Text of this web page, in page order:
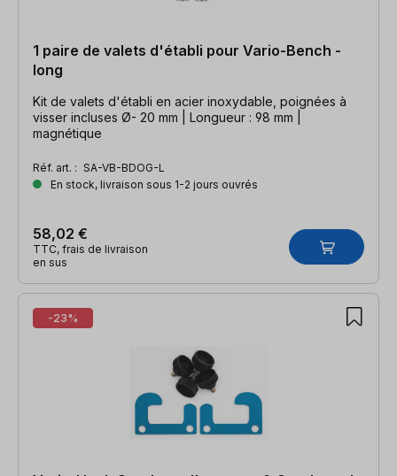
1 paire de valets d'établi pour Vario-Bench -
long
Kit de valets d'établi en acier inoxydable, poignées à
visser incluses Ø- 20 mm | Longueur : 98 mm |
magnétique
Réf. art. : SA-VB-BDOG-L
En stock, livraison sous 1-2 jours ouvrés
58,02 €
TTC, frais de livraison
en sus
-23%